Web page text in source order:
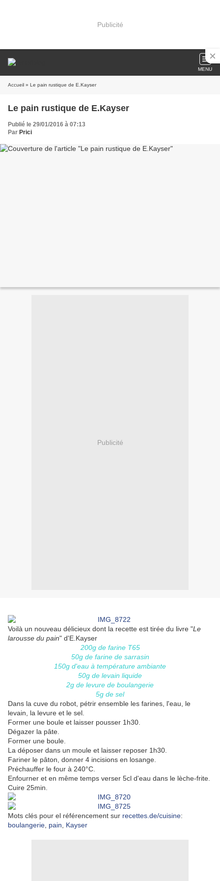
Publicité
MENU
Accueil » Le pain rustique de E.Kayser
Le pain rustique de E.Kayser
Publié le 29/01/2016 à 07:13
Par Prici
Publicité
Voilà un nouveau délicieux dont la recette est tirée du livre "Le
larousse du pain" d'E.Kayser
200g de farine T65
50g de farine de sarrasin
150g d'eau à température ambiante
50g de levain liquide
2g de levure de boulangerie
5g de sel
Dans la cuve du robot, pétrir ensemble les farines, l'eau, le
levain, la levure et le sel.
Former une boule et laisser pousser 1h30.
Dégazer la pâte.
Former une boule.
La déposer dans un moule et laisser reposer 1h30.
Fariner le pâton, donner 4 incisions en losange.
Préchauffer le four à 240°C.
Enfourner et en même temps verser 5cl d'eau dans le lèche-frite.
Cuire 25min.
Mots clés pour el référencement sur recettes.de/cuisine:
boulangerie pain Kayser